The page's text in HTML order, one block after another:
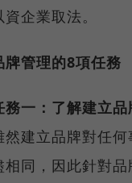
資企業取法。
牌管理的8項任務
務一：了解建立
然建立品牌對任
相同，因此針對